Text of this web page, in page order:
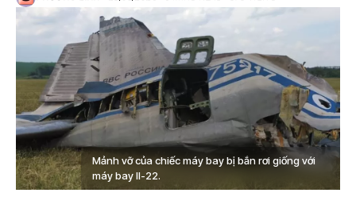
Mảnh vỡ của chiếc máy bay bị bắn rơi giống với
máy bay Il-22.